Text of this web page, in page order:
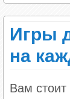
Игры
на
Вам